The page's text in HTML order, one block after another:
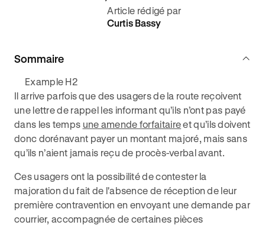
Article rédigé par
Curtis Bassy
Sommaire
Example H2
Il arrive parfois que des usagers de la route reçoivent
une lettre de rappel les informant qu’ils n’ont pas payé
dans les temps une amende forfaitaireet qu’ils doivent
donc dorénavant payer un montant majoré, mais sans
qu’ils n’aient jamais reçu de procès-verbal avant.
Ces usagers ont la possibilité de contester la
majoration du fait de l'absence de réception de leur
première contravention en envoyant une demande par
courrier, accompagnée de certaines pièces